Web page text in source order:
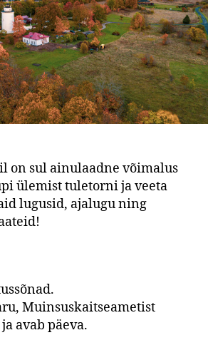
on sul ainulaadne võimalus
ülemist tuletorni ja veeta
lugusid, ajalugu ning
Muinsuskaitseametist
avab päeva.